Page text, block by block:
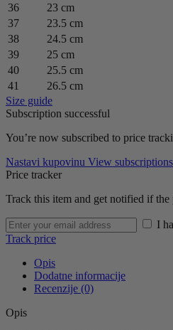
36
23 cm
37
23.5 cm
38
24.5 cm
39
25 cm
40
25.5 cm
41
26.5 cm
Size guide
Subscription successful
You’re now subscribed to price
Nastavi kupovinu View subscriptions
Price tracker
Track this item and get notified if the
I
Track price
Opis
Dodatne informacije
Recenzije (0)
Opis